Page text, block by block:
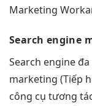
Search engine
Search engine
marketing (Tiếp
công cụ tương